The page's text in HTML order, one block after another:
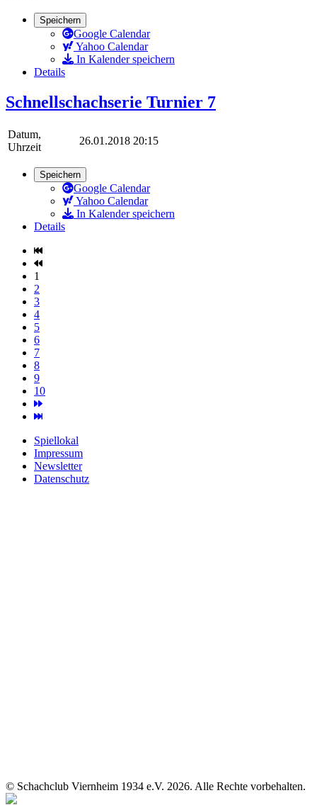
Speichern
Google Calendar
Yahoo Calendar
In Kalender speichern
Details
Schnellschachserie Turnier 7
Datum,
Uhrzeit
26.01.2018 20:15
Speichern
Google Calendar
Yahoo Calendar
In Kalender speichern
Details
1
2
3
4
5
6
7
8
9
10
Spiellokal
Impressum
Newsletter
Datenschutz
© Schachclub Viernheim 1934 e.V. 2026. Alle Rechte vorbehalten.